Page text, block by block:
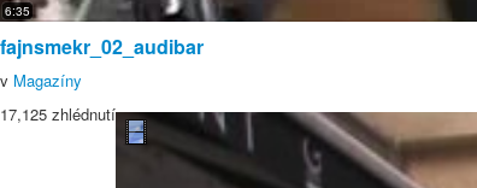
6:35
fajnsmekr_02_audibar
v Magazíny
17,125 zhlédnutí